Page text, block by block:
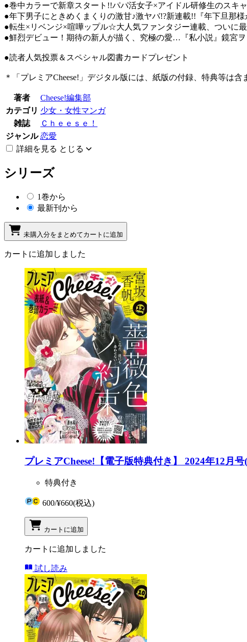
●巻中カラーで新章スタート!!パパ活女子×アイドル研修生のス
●年下男子にときめくまくりの激甘♪激ヤバ!?新連載!!『年下旦那
●転生×リベンジ×喧嘩ップル☆大人気ファンタジー連載、ついに
●鮮烈デビュー！期待の新人が描く、究極の愛…『私小説』鏡宮
●読者人気投票＆スペシャル図書カードプレゼント
＊「プレミアCheese!」デジタル版には、紙版の付録、特典等は含
著者
Cheese!編集部
カテゴリ 少女・女性マンガ
雑誌
Ｃｈｅｅｓｅ！
ジャンル 恋愛
詳細を見る とじる
シリーズ
1巻から
最新刊から
未購入分をまとめてカートに追加
カートに追加しました
プレミアCheese!【電子版特典付き】 2024年12月
特典付き
600/¥660(税込)
カートに追加
カートに追加しました
試し読み